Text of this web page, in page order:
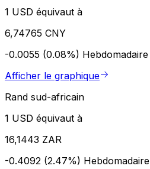
1 USD équivaut à
6,74765 CNY
-0.0055 (0.08%) Hebdomadaire
Afficher le graphique
Rand sud-africain
1 USD équivaut à
16,1443 ZAR
-0.4092 (2.47%) Hebdomadaire